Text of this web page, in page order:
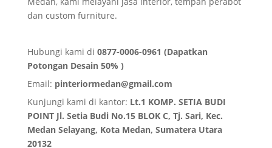
dan custom furniture.
Hubungi kami di 0877-0006-0961 (Dapatkan
Potongan Desain 50% )
Email: pinteriormedan@gmail.com
Kunjungi kami di kantor: Lt.1 KOMP. SETIA BUDI
POINT Jl. Setia Budi No.15 BLOK C, Tj. Sari, Kec.
Medan Selayang, Kota Medan, Sumatera Utara
20132